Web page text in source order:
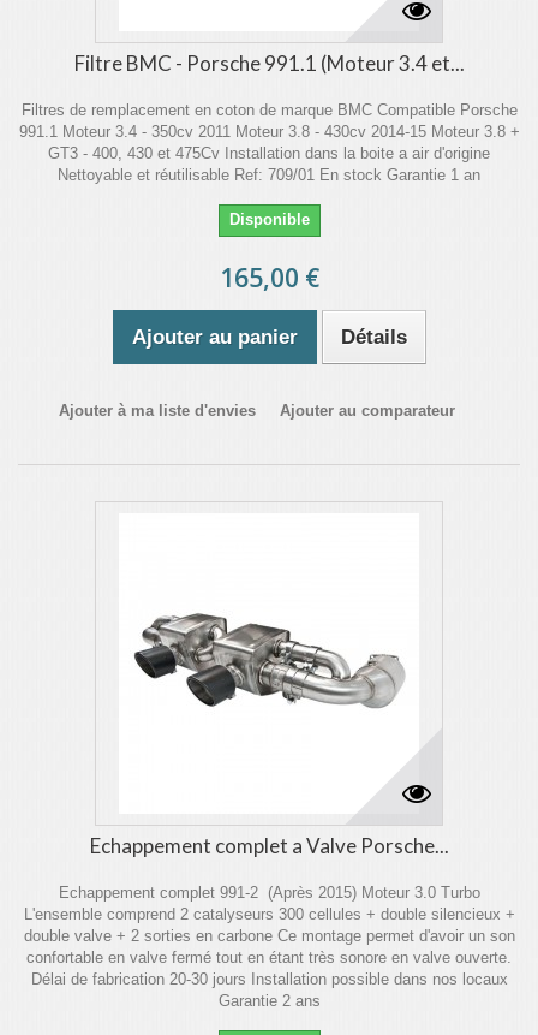
Filtre BMC - Porsche 991.1 (Moteur 3.4 et...
Filtres de remplacement en coton de marque BMC Compatible Porsche
991.1 Moteur 3.4 - 350cv 2011 Moteur 3.8 - 430cv 2014-15 Moteur 3.8 +
GT3 - 400, 430 et 475Cv Installation dans la boite a air d'origine
Nettoyable et réutilisable Ref: 709/01 En stock Garantie 1 an
Disponible
165,00 €
Ajouter au panier Détails
Ajouter à ma liste d'envies Ajouter au comparateur
Echappement complet a Valve Porsche...
Echappement complet 991-2 (Après 2015) Moteur 3.0 Turbo
L'ensemble comprend 2 catalyseurs 300 cellules + double silencieux +
double valve + 2 sorties en carbone Ce montage permet d'avoir un son
confortable en valve fermé tout en étant très sonore en valve ouverte.
Délai de fabrication 20-30 jours Installation possible dans nos locaux
Garantie 2 ans